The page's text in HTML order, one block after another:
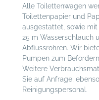
Alle Toilettenwagen
Toilettenpapier und
ausgestattet, sowie mit
25 m Wasserschlauch
Abflussrohren. Wir
Pumpen zum
Weitere
Sie auf Anfrage,
Reinigungspersonal.